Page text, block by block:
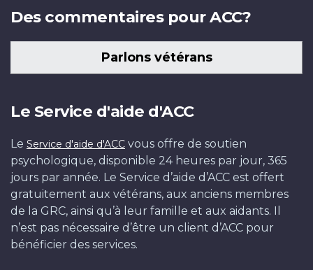
Des commentaires pour ACC?
Parlons vétérans
Le Service d'aide d'ACC
Le Service d'aide d'ACC vous offre de soutien
psychologique, disponible 24 heures par jour, 365
jours par année. Le Service d’aide d’ACC est offert
gratuitement aux vétérans, aux anciens membres
de la GRC, ainsi qu’à leur famille et aux aidants. Il
n’est pas nécessaire d’être un client d’ACC pour
bénéficier des services.